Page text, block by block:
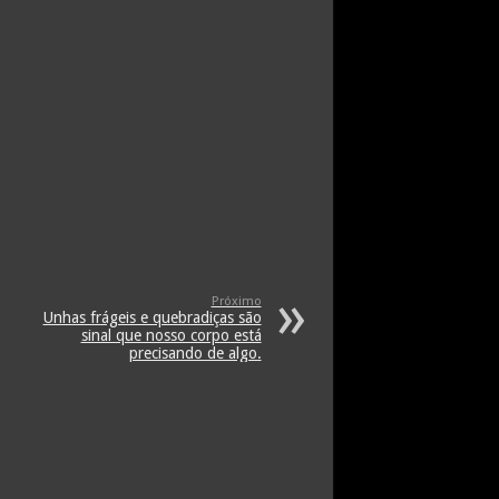
Próximo
Unhas frágeis e quebradiças são
sinal que nosso corpo está
precisando de algo.